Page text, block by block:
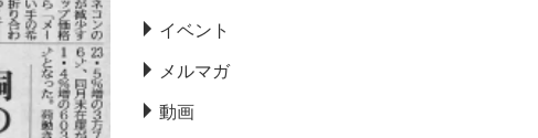
イベント
メルマガ
動画